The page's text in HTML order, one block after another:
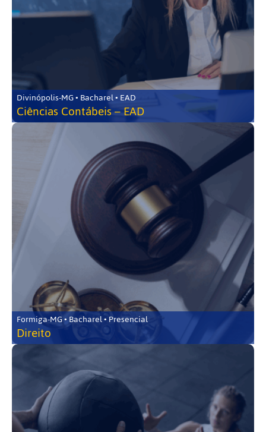
Divinópolis-MG • Bacharel • EAD
Ciências Contábeis – EAD
Formiga-MG • Bacharel • Presencial
Direito